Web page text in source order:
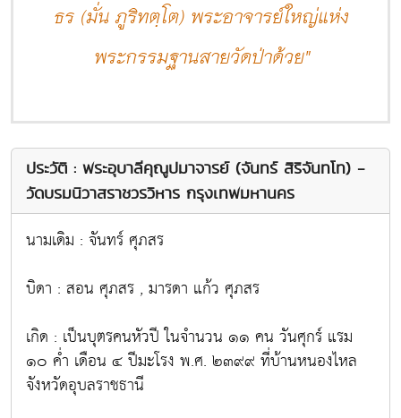
ธร (มั่น ภูริทตฺโต) พระอาจารย์ใหญ่แห่ง
พระกรรมฐานสายวัดป่าด้วย"
ประวัติ : พระอุบาลีคุณูปมาจารย์ (จันทร์ สิริจันทโท) -
วัดบรมนิวาสราชวรวิหาร กรุงเทพมหานคร
นามเดิม : จันทร์ ศุภสร
บิดา : สอน ศุภสร , มารดา แก้ว ศุภสร
เกิด : เป็นบุตรคนหัวปี ในจำนวน ๑๑ คน วันศุกร์ แรม
๑๐ ค่ำ เดือน ๔ ปีมะโรง พ.ศ. ๒๓๙๙ ที่บ้านหนองไหล
จังหวัดอุบลราชธานี